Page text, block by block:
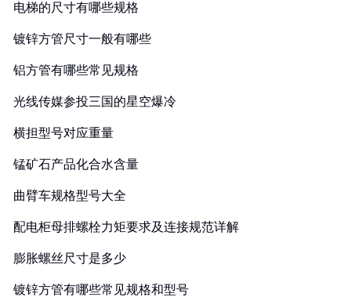
电梯的尺寸有哪些规格
镀锌方管尺寸一般有哪些
铝方管有哪些常见规格
光线传媒参投三国的星空爆冷
横担型号对应重量
锰矿石产品化合水含量
曲臂车规格型号大全
配电柜母排螺栓力矩要求及连接规范详解
膨胀螺丝尺寸是多少
镀锌方管有哪些常见规格和型号